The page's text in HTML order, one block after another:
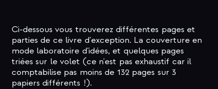
Ci-dessous vous trouverez différentes pages et
parties de ce livre d'exception. La couverture en
mode laboratoire d'idées, et quelques pages
triées sur le volet (ce n'est pas exhaustif car il
comptabilise pas moins de 132 pages sur 3
papiers différents !).